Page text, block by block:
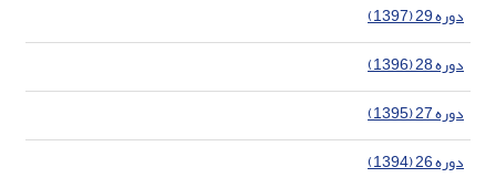
دوره 29 (1397)
دوره 28 (1396)
دوره 27 (1395)
دوره 26 (1394)